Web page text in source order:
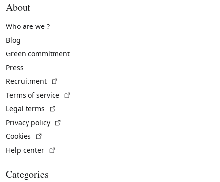
About
Who are we ?
Blog
Green commitment
Press
Recruitment
Terms of service
Legal terms
Privacy policy
Cookies
Help center
Categories